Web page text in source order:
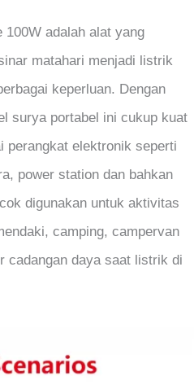
100W adalah alat yang
matahari menjadi listrik
keperluan. Dengan
surya portabel ini cukup kuat
perangkat elektronik seperti
power station dan bahkan
digunakan untuk aktivitas
camping, campervan
cadangan daya saat listrik di